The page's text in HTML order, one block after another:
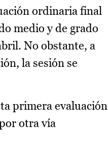
ordinaria final
medio y de grado
No obstante, a
la sesión se
primera evaluación
otra vía